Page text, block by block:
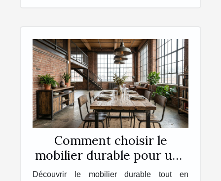
Comment choisir le
mobilier durable pour une
esthétique industrielle ?
Découvrir le mobilier durable tout en